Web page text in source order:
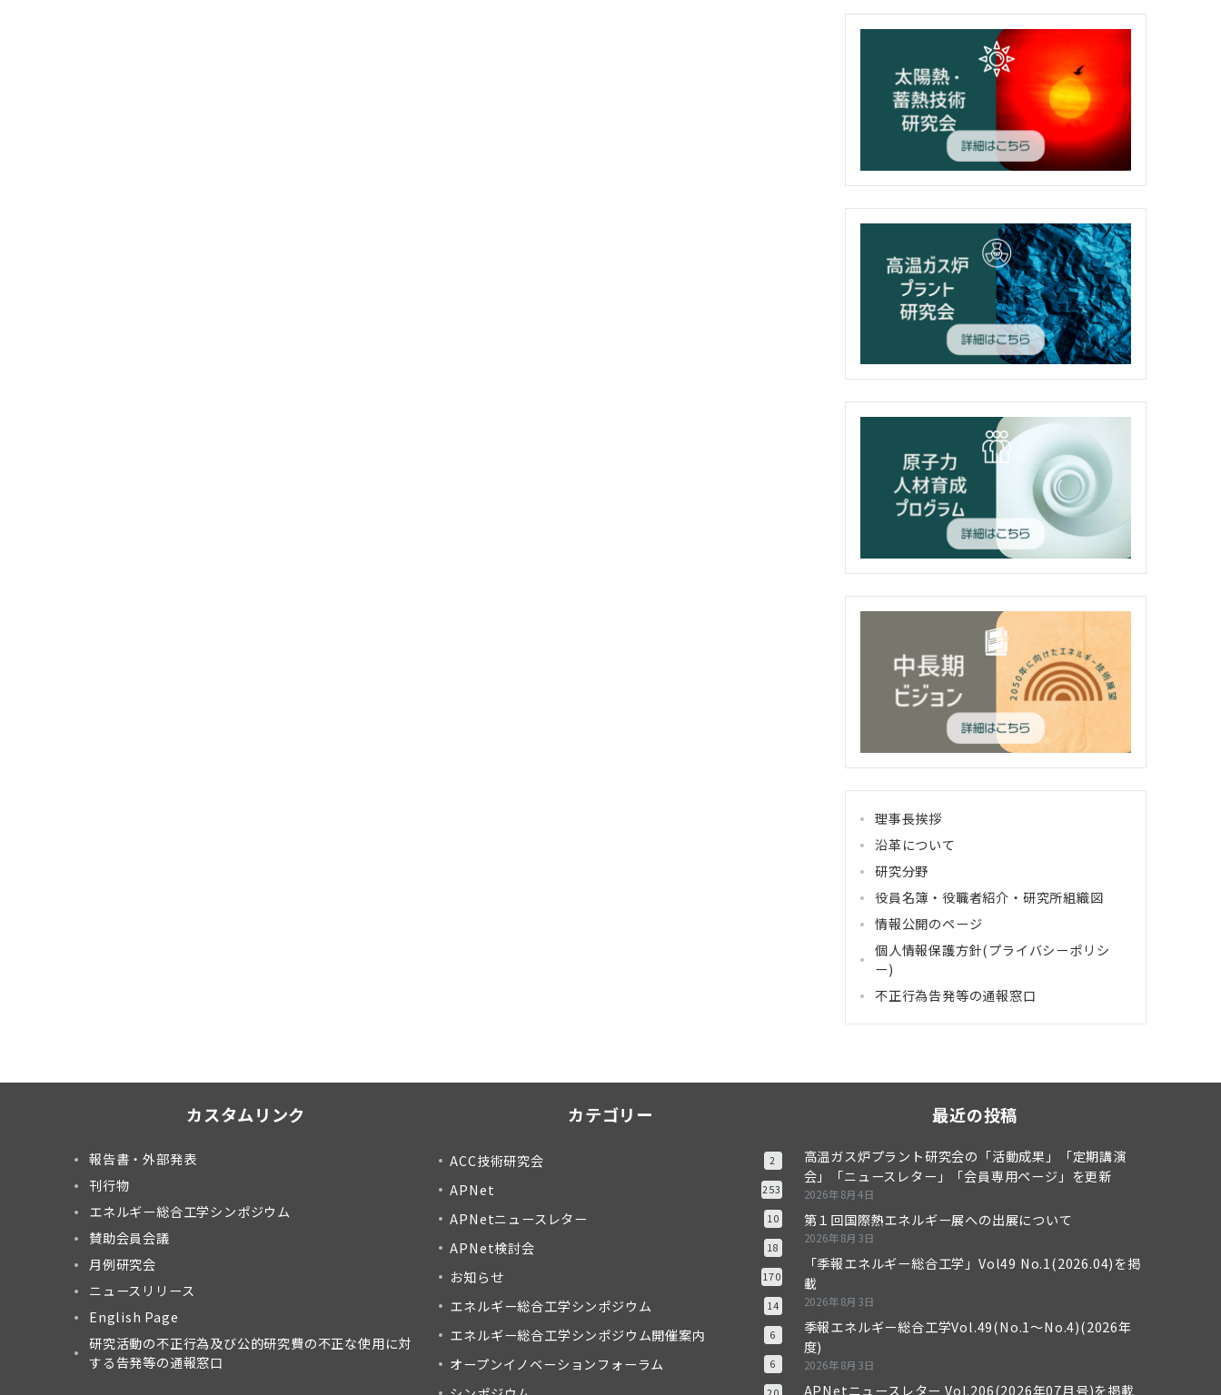
理事長挨拶
沿革について
研究分野
役員名簿・役職者紹介・研究所組織図
情報公開のページ
個人情報保護方針(プライバシーポリシ
ー)
不正行為告発等の通報窓口
カスタムリンク
報告書・外部発表
刊行物
エネルギー総合工学シンポジウム
賛助会員会議
月例研究会
ニュースリリース
English Page
研究活動の不正行為及び公的研究費の不正な使用に対
する告発等の通報窓口
カテゴリー
ACC技術研究会 2
APNet 253
APNetニュースレター 10
APNet検討会 18
お知らせ 170
エネルギー総合工学シンポジウム 14
エネルギー総合工学シンポジウム開催案内 6
オープンイノベーションフォーラム 6
最近の投稿
高温ガス炉プラント研究会の「活動成果」「定期講演
会」「ニュースレター」「会員専用ページ」を更新
2026年8月4日
第１回国際熱エネルギー展への出展について
2026年8月3日
「季報エネルギー総合工学」Vol49 No.1(2026.04)を掲
載
2026年8月3日
季報エネルギー総合工学Vol.49(No.1～No.4)(2026年
度)
2026年8月3日
APNetニュースレター Vol.206(2026年07月号)を掲載